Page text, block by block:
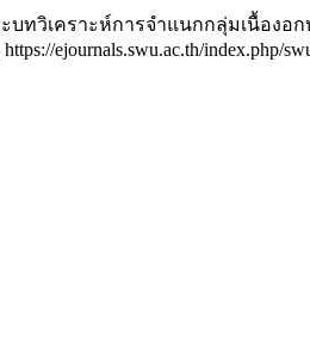
ทวิเคราะห์การจำแนกกลุ่มเนื้อง
ejournals.swu.ac.th/index.php/